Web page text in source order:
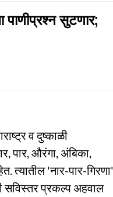
सुटणार;
व दुष्काळी
पार, औरंगा, अंबिका,
त्यातील 'नार-पार-गिरणा'
सविस्तर प्रकल्प अहवाल